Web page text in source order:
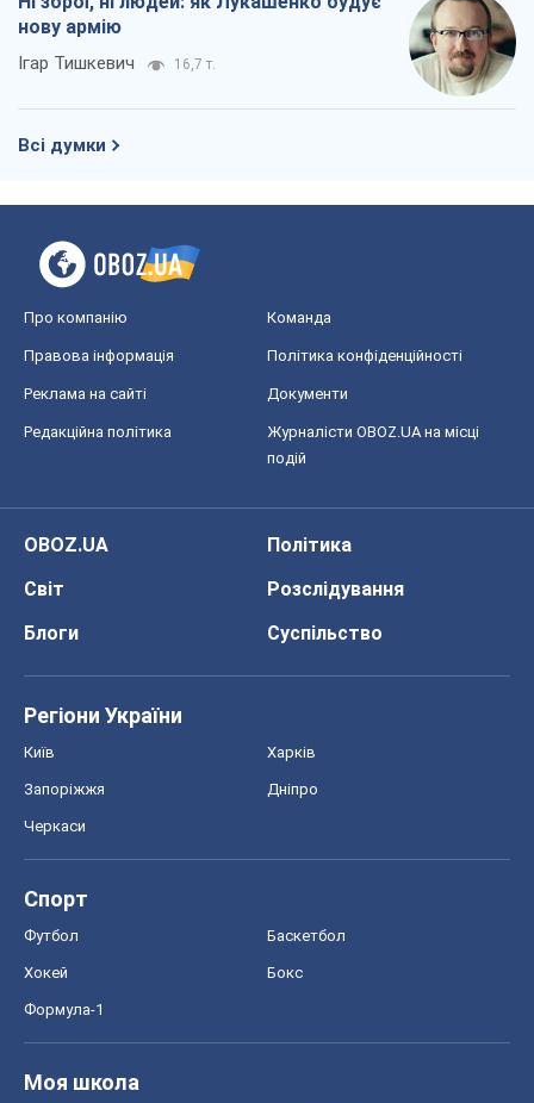
нову армію
Ігар Тишкевич 16,7 т.
Всі думки
Про компанію Команда
Правова інформація Політика конфіденційності
Реклама на сайті Документи
Редакційна політика
Журналісти OBOZ.UA на місці
подій
OBOZ.UA
Політика
Світ
Розслідування
Блоги
Суспільство
Регіони України
Київ Харків
Запоріжжя Дніпро
Черкаси
Спорт
Футбол Баскетбол
Хокей Бокс
Формула-1
Моя школа